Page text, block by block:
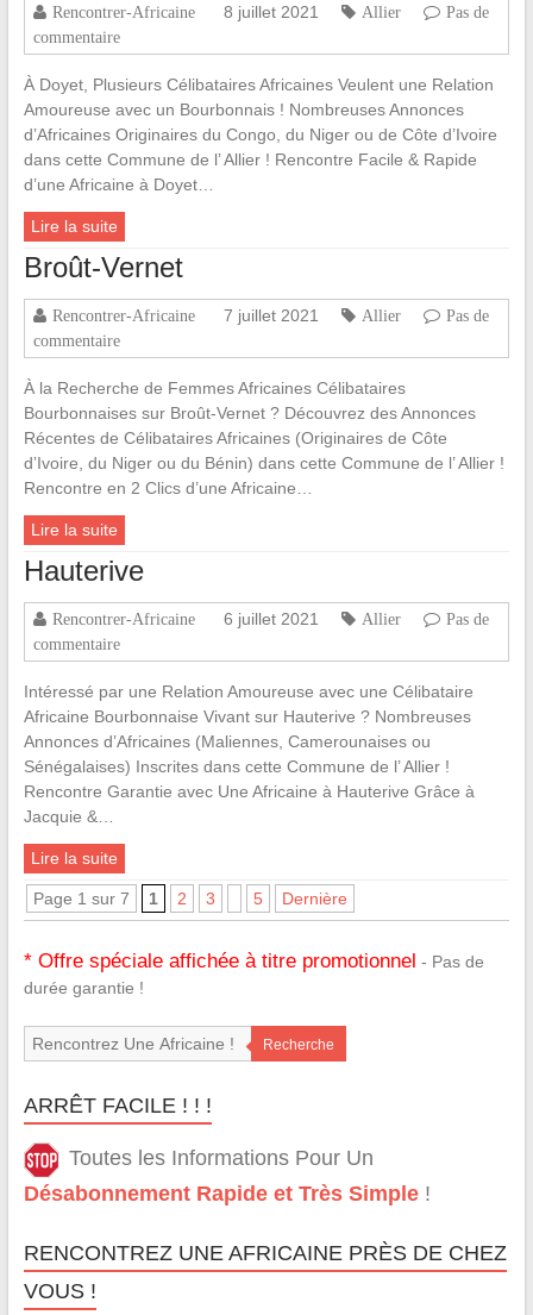
Rencontrer-Africaine 8 juillet 2021 Allier
Pas de
commentaire
À Doyet, Plusieurs Célibataires Africaines Veulent une Relation
Amoureuse avec un Bourbonnais ! Nombreuses Annonces
d’Africaines Originaires du Congo, du Niger ou de Côte d’Ivoire
dans cette Commune de l’ Allier ! Rencontre Facile & Rapide
d’une Africaine à Doyet…
Lire la suite
Broût-Vernet
Rencontrer-Africaine 7 juillet 2021 Allier
Pas de
commentaire
À la Recherche de Femmes Africaines Célibataires
Bourbonnaises sur Broût-Vernet ? Découvrez des Annonces
Récentes de Célibataires Africaines (Originaires de Côte
d’Ivoire, du Niger ou du Bénin) dans cette Commune de l’ Allier !
Rencontre en 2 Clics d’une Africaine…
Lire la suite
Hauterive
Rencontrer-Africaine 6 juillet 2021 Allier
Pas de
commentaire
Intéressé par une Relation Amoureuse avec une Célibataire
Africaine Bourbonnaise Vivant sur Hauterive ? Nombreuses
Annonces d’Africaines (Maliennes, Camerounaises ou
Sénégalaises) Inscrites dans cette Commune de l’ Allier !
Rencontre Garantie avec Une Africaine à Hauterive Grâce à
Jacquie &…
Lire la suite
Page 1 sur 7 1 2 3 5 Dernière
* Offre spéciale affichée à titre promotionnel - Pas de
durée garantie !
Recherche
ARRÊT FACILE ! ! !
Toutes les Informations Pour Un
Désabonnement Rapide et Très Simple!
RENCONTREZ UNE AFRICAINE PRÈS DE CHEZ
VOUS !